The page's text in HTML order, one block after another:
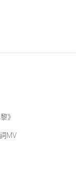
》
MV